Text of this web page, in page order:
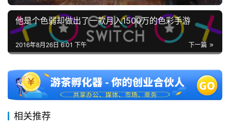
他是个色弱却做出了一款月入1500万的色彩手游
下一篇
2016年8月26日 6:01 下午
相关推荐